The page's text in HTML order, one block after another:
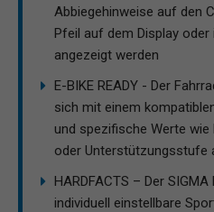
Abbiegehinweise auf den
Pfeil auf dem Display oder
angezeigt werden
E-BIKE READY - Der
sich mit einem
und spezifische Werte wie
oder Unterstützungsstufe
HARDFACTS – Der
individuell einstellbare